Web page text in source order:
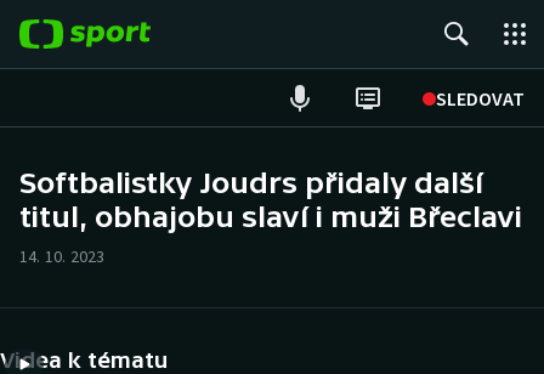
SLEDOVAT
Hokej
Softbalistky Joudrs přidaly další
titul, obhajobu slaví i muži Břeclavi
14. 10. 2023
Videa k tématu